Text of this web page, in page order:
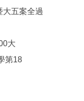
五案全過
大
第18